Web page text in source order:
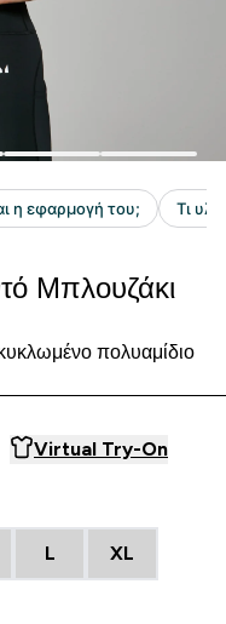
Μπλουζάκι
πολυαμίδιο
Virtual Try-On
L XL